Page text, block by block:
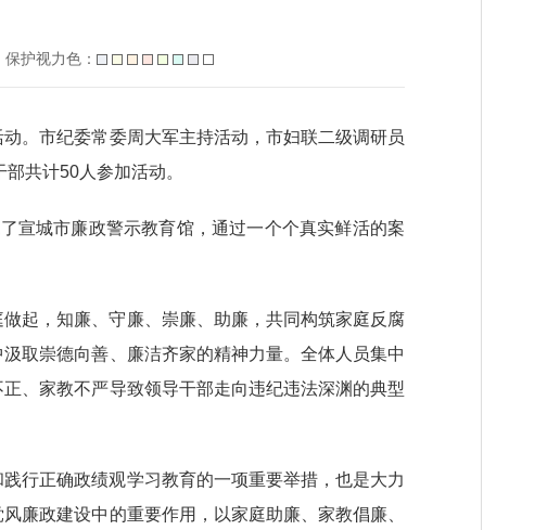
保护视力色：
。市纪委常委周大军主持活动，市妇联二级调研员
共计50人参加活动。
宣城市廉政警示教育馆，通过一个个真实鲜活的案
起，知廉、守廉、崇廉、助廉，共同构筑家庭反腐
取崇德向善、廉洁齐家的精神力量。全体人员集中
、家教不严导致领导干部走向违纪违法深渊的典型
行正确政绩观学习教育的一项重要举措，也是大力
廉政建设中的重要作用，以家庭助廉、家教倡廉、